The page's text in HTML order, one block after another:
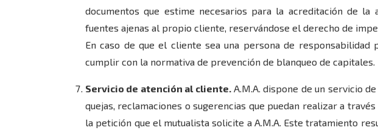
documentos que estime necesarios para la acreditación de
fuentes ajenas al propio cliente, reservándose el derecho de
En caso de que el cliente sea una persona de responsabilidad
cumplir con la normativa de prevención de blanqueo de capitales.
Servicio de atención al cliente.A.M.A. dispone de un servicio
quejas, reclamaciones o sugerencias que puedan realizar a
la petición que el mutualista solicite a A.M.A. Este tratamiento